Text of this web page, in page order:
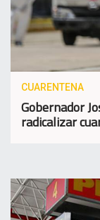
CUARENTENA
Gobernador
radicalizar